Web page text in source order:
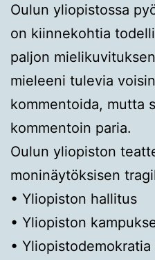
Oulun yliopistossa
on kiinnekohtia
paljon
mieleeni tulevia
kommentoida, mutta
kommentoin paria.
Oulun yliopiston
moninäytöksisen
• Yliopiston hallitus
• Yliopiston
• Yliopistodemokratia